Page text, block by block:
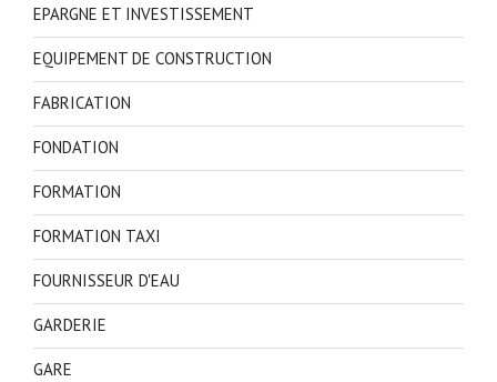
EPARGNE ET INVESTISSEMENT
EQUIPEMENT DE CONSTRUCTION
FABRICATION
FONDATION
FORMATION
FORMATION TAXI
FOURNISSEUR D'EAU
GARDERIE
GARE